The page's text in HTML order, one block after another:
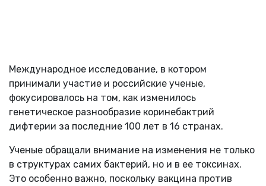
Международное исследование, в котором
принимали участие и российские ученые,
фокусировалось на том, как изменилось
генетическое разнообразие коринебактрий
дифтерии за последние 100 лет в 16 странах.
Ученые обращали внимание на изменения не только
в структурах самих бактерий, но и в ее токсинах.
Это особенно важно, поскольку вакцина против